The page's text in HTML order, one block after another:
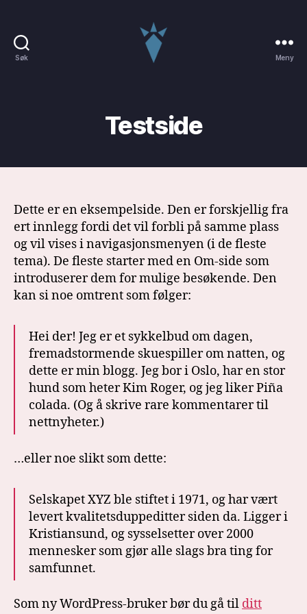
Søk Meny
Testside
Dette er en eksempelside. Den er forskjellig fra
ert innlegg fordi det vil forbli på samme plass
og vil vises i navigasjonsmenyen (i de fleste
tema). De fleste starter med en Om-side som
introduserer dem for mulige besøkende. Den
kan si noe omtrent som følger:
Hei der! Jeg er et sykkelbud om dagen,
fremadstormende skuespiller om natten, og
dette er min blogg. Jeg bor i Oslo, har en stor
hund som heter Kim Roger, og jeg liker Piña
colada. (Og å skrive rare kommentarer til
nettnyheter.)
…eller noe slikt som dette:
Selskapet XYZ ble stiftet i 1971, og har vært
levert kvalitetsduppeditter siden da. Ligger i
Kristiansund, og sysselsetter over 2000
mennesker som gjør alle slags bra ting for
samfunnet.
Som ny WordPress-bruker bør du gå til ditt